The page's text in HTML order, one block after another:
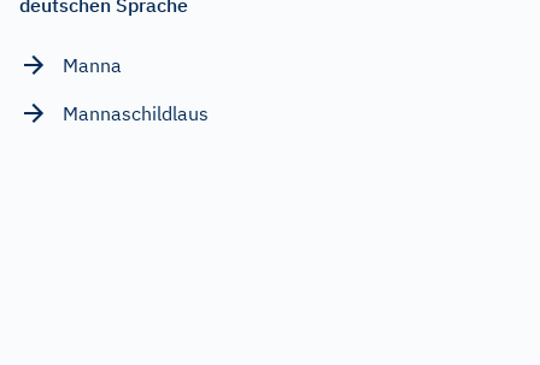
Manna
Mannaschildlaus